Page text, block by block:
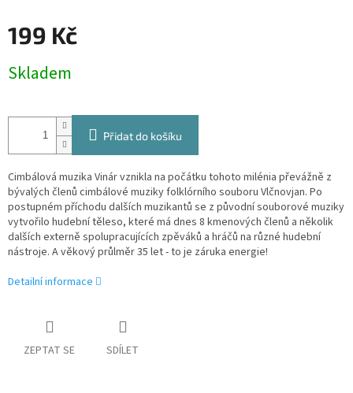
199 Kč
cena:
Skladem
Přidat do košíku
Cimbálová muzika Vinár vznikla na počátku tohoto milénia převážně z
bývalých členů cimbálové muziky folklórního souboru Vlčnovjan. Po
postupném příchodu dalších muzikantů se z původní souborové muziky
vytvořilo hudební těleso, které má dnes 8 kmenových členů a několik
dalších externě spolupracujících zpěváků a hráčů na různé hudební
nástroje. A věkový průlměr 35 let - to je záruka energie!
Detailní informace
ZEPTAT SE SDÍLET